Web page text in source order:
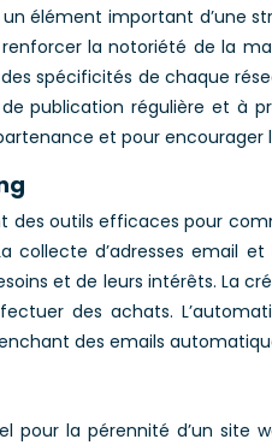
un élément important
la notoriété de la
spécificités de chaque
publication régulière et à
et pour
des outils efficaces pour
collecte d’adresses email
et de leurs intérêts. La
des achats.
des emails
pour la pérennité d’un